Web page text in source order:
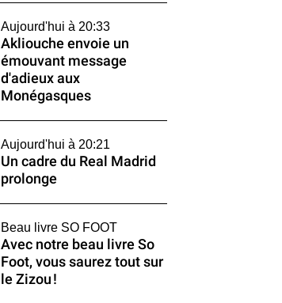
Aujourd'hui à 20:33
Akliouche envoie un
émouvant message
d'adieux aux
Monégasques
Aujourd'hui à 20:21
Un cadre du Real Madrid
prolonge
Beau livre SO FOOT
Avec notre beau livre So
Foot, vous saurez tout sur
le Zizou !